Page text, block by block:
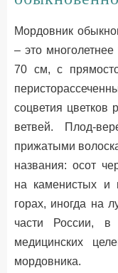
Мордовник
– это
70 см, с
соцветия
ветвей. Плод-
прижатыми
названия: осот
на каменистых и
горах, иногда на
части России,
медицинских
мордовника.